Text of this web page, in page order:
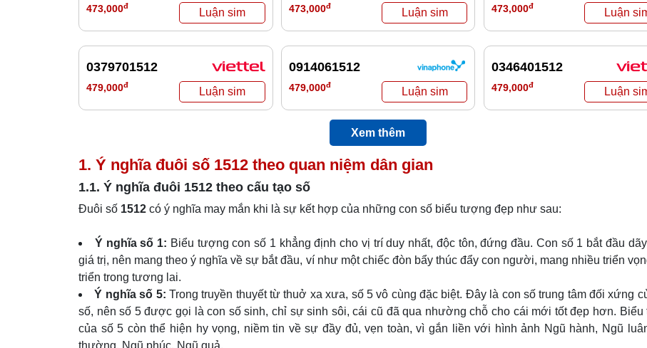
473,000đ 473,000đ 473,000đ
0379701512
479,000đ
0914061512
479,000đ
0346401512
479,000đ
Xem thêm
1. Ý nghĩa đuôi số 1512 theo quan niệm dân gian
1.1. Ý nghĩa đuôi 1512 theo cấu tạo số
Đuôi số 1512 có ý nghĩa may mắn khi là sự kết hợp của những con số biểu tượng đẹp như sau:
Ý nghĩa số 1: Biểu tượng con số 1 khẳng định cho vị trí duy nhất, độc tôn, đứng đầu. Con số 1 bắt đầu
giá trị, nên mang theo ý nghĩa về sự bắt đầu, ví như một chiếc đòn bẩy thúc đẩy con người, mang nhiều triển
triển trong tương lai.
Ý nghĩa số 5: Trong truyền thuyết từ thuở xa xưa, số 5 vô cùng đặc biệt. Đây là con số trung tâm đối xứng
số, nên số 5 được gọi là con số sinh, chỉ sự sinh sôi, cái cũ đã qua nhường chỗ cho cái mới tốt đẹp hơn. Biểu
của số 5 còn thể hiện hy vọng, niềm tin về sự đầy đủ, vẹn toàn, vì gắn liền với hình ảnh Ngũ hành, Ngũ
thường, Ngũ phúc, Ngũ quả.